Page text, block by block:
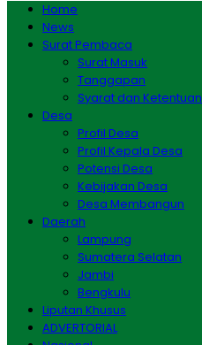
Home
News
Surat Pembaca
Surat Masuk
Tanggapan
Syarat dan Ketentuan
Desa
Profil Desa
Profil Kepala Desa
Potensi Desa
Kebijakan Desa
Desa Membangun
Daerah
Lampung
Sumatera Selatan
Jambi
Bengkulu
Liputan Khusus
ADVERTORIAL